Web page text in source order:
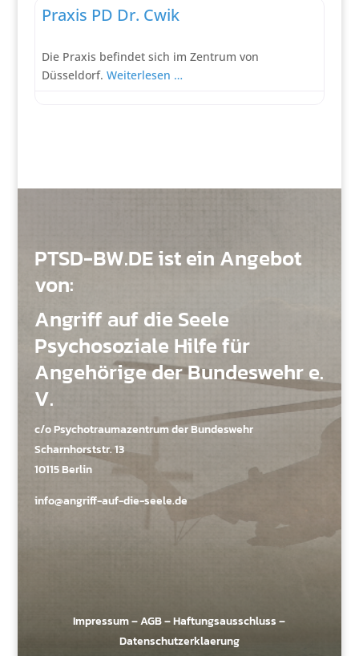
Praxis PD Dr. Cwik
Die Praxis befindet sich im Zentrum von
Düsseldorf. Weiterlesen …
PTSD-BW.DE ist ein Angebot
von:
Angriff auf die Seele
Psychosoziale Hilfe für
Angehörige der Bundeswehr e.
V.
c/o Psychotraumazentrum der Bundeswehr
Scharnhorststr. 13
10115 Berlin
info@angriff-auf-die-seele.de
Impressum–AGB–Haftungsausschluss–
Datenschutzerklaerung